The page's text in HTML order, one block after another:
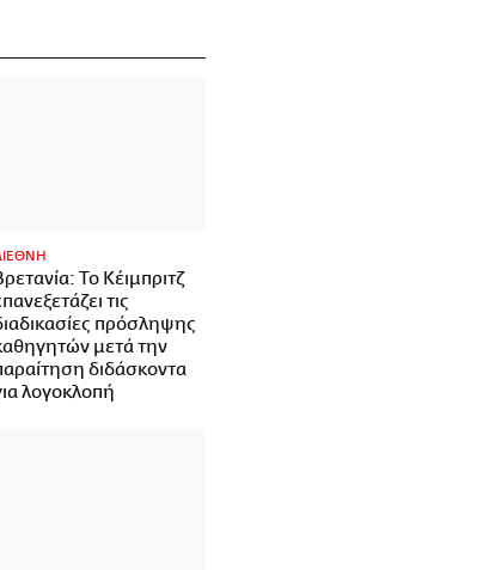
Το Κέιμπριτζ
τις
πρόσληψης
μετά την
διδάσκοντα
λογοκλοπή